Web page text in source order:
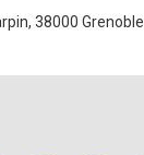
38000 Grenoble